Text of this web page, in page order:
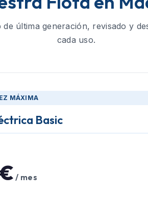
de última generación, revisado y
cada uso.
MÁXIMA
Basic
/ mes